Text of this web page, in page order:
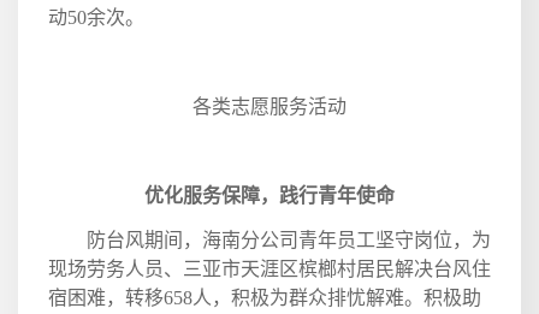
动50余次。
各类志愿服务活动
优化服务保障，践行青年使命
防台风期间，海南分公司青年员工坚守岗位，为
现场劳务人员、三亚市天涯区槟榔村居民解决台风住
宿困难，转移658人，积极为群众排忧解难。积极助